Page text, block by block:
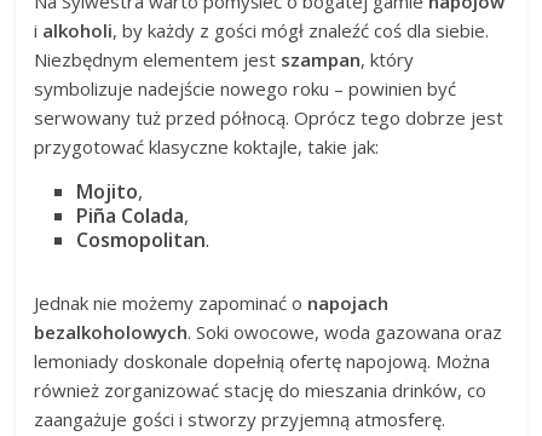
i alkoholi, by każdy z gości mógł znaleźć coś dla siebie.
Niezbędnym elementem jest szampan, który
symbolizuje nadejście nowego roku – powinien być
serwowany tuż przed północą. Oprócz tego dobrze jest
przygotować klasyczne koktajle, takie jak:
Mojito,
Piña Colada,
Cosmopolitan.
Jednak nie możemy zapominać o napojach
bezalkoholowych. Soki owocowe, woda gazowana oraz
lemoniady doskonale dopełnią ofertę napojową. Można
również zorganizować stację do mieszania drinków, co
zaangażuje gości i stworzy przyjemną atmosferę.